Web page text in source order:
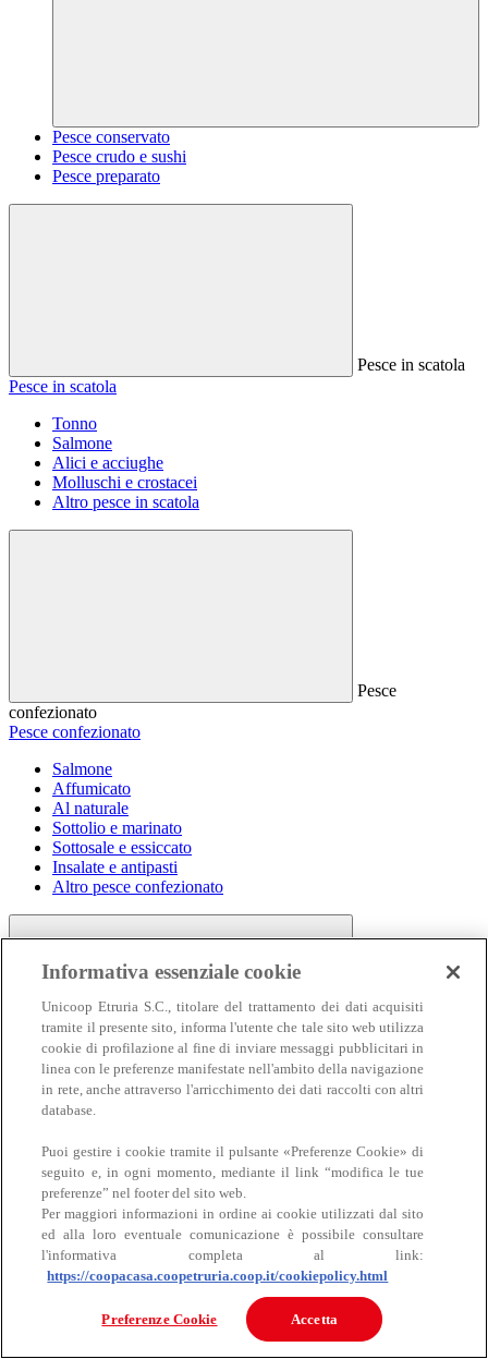
Pesce conservato
Pesce crudo e sushi
Pesce preparato
Pesce in scatola
Pesce in scatola
Tonno
Salmone
Alici e acciughe
Molluschi e crostacei
Altro pesce in scatola
Pesce
confezionato
Pesce confezionato
Salmone
Affumicato
Al naturale
Sottolio e marinato
Sottosale e essiccato
Insalate e antipasti
Altro pesce confezionato
Carne
Carne
Bovino
Informativa essenziale cookie
Unicoop Etruria S.C., titolare del trattamento dei dati acquisiti
tramite il presente sito, informa l'utente che tale sito web utilizza
cookie di profilazione al fine di inviare messaggi pubblicitari in
linea con le preferenze manifestate nell'ambito della navigazione
in rete, anche attraverso l'arricchimento dei dati raccolti con altri
database.
Puoi gestire i cookie tramite il pulsante «Preferenze Cookie» di
seguito e, in ogni momento, mediante il link “modifica le tue
preferenze” nel footer del sito web.
Per maggiori informazioni in ordine ai cookie utilizzati dal sito
ed alla loro eventuale comunicazione è possibile consultare
l'informativa completa al link:
https://coopacasa.coopetruria.coop.it/cookiepolicy.html
Preferenze Cookie Accetta